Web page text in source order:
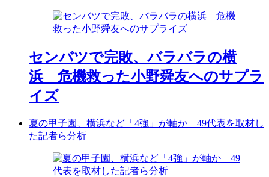
センバツで完敗、バラバラの横
浜 危機救った小野舜友へのサプラ
イズ
夏の甲子園、横浜など「4強」が軸か 49代表を取材し
た記者ら分析